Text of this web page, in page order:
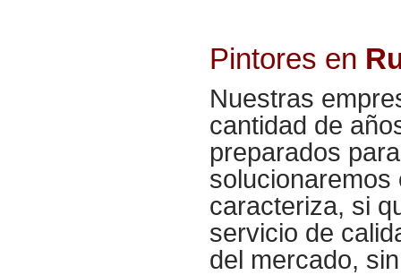
Pintores en
Nuestras
cantidad de
preparados
solucionaremos
caracteriza, si
servicio de
del mercado,